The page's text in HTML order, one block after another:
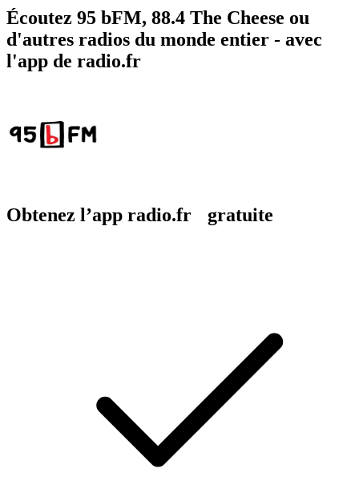
Écoutez 95 bFM, 88.4 The Cheese ou
d'autres radios du monde entier - avec
l'app de radio.fr
Obtenez l’app radio.fr gratuite